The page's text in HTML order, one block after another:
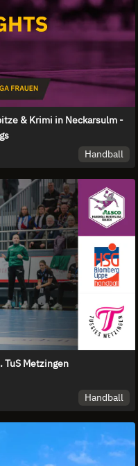
& Krimi in Neckarsulm -
Handball
TuS Metzingen
Handball